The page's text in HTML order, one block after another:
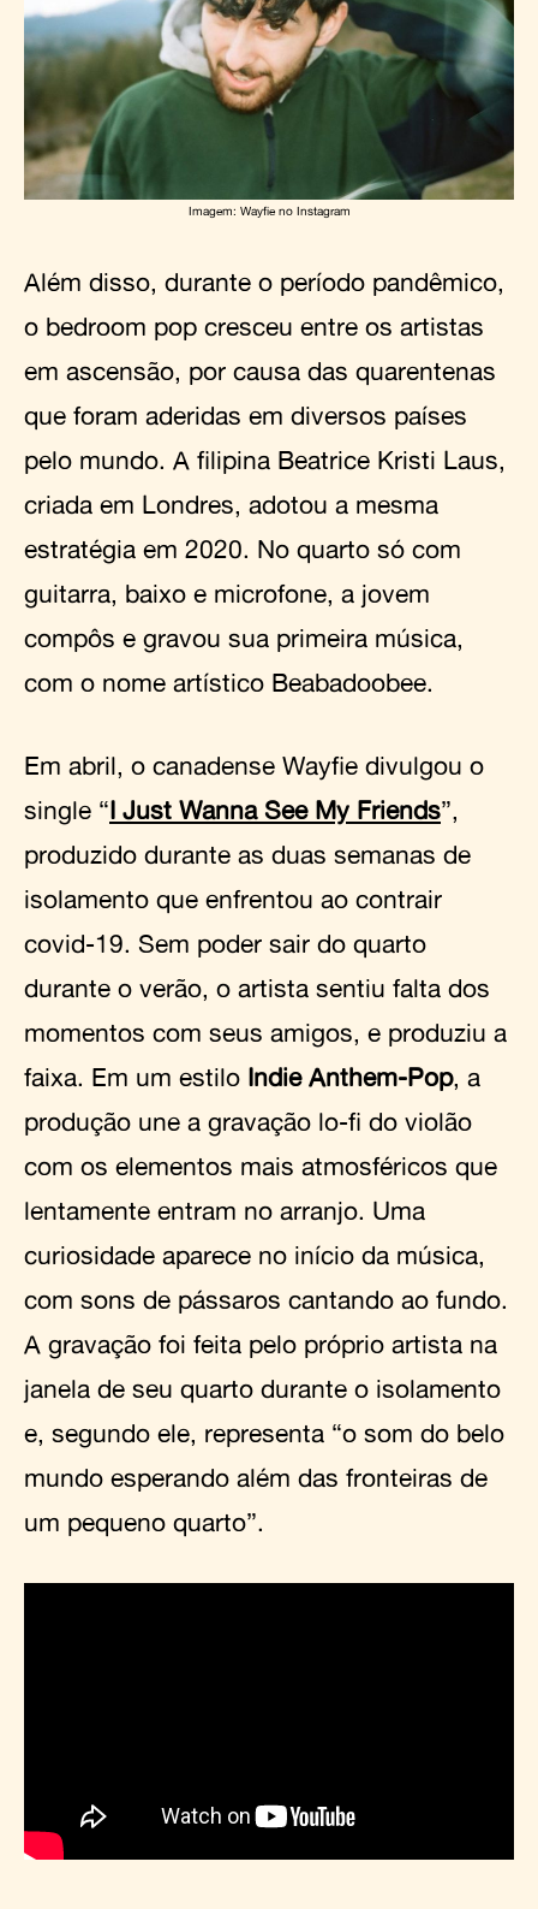
Imagem: Wayfie no Instagram
Além disso, durante o período pandêmico,
o bedroom pop cresceu entre os artistas
em ascensão, por causa das quarentenas
que foram aderidas em diversos países
pelo mundo. A filipina Beatrice Kristi Laus,
criada em Londres, adotou a mesma
estratégia em 2020. No quarto só com
guitarra, baixo e microfone, a jovem
compôs e gravou sua primeira música,
com o nome artístico Beabadoobee.
Em abril, o canadense Wayfie divulgou o
single “I Just Wanna See My Friends”,
produzido durante as duas semanas de
isolamento que enfrentou ao contrair
covid-19. Sem poder sair do quarto
durante o verão, o artista sentiu falta dos
momentos com seus amigos, e produziu a
faixa. Em um estilo Indie Anthem-Pop, a
produção une a gravação lo-fi do violão
com os elementos mais atmosféricos que
lentamente entram no arranjo. Uma
curiosidade aparece no início da música,
com sons de pássaros cantando ao fundo.
A gravação foi feita pelo próprio artista na
janela de seu quarto durante o isolamento
e, segundo ele, representa “o som do belo
mundo esperando além das fronteiras de
um pequeno quarto”.